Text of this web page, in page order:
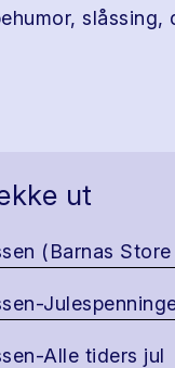
slåssing,
ut
(Barnas
Alle tiders jul